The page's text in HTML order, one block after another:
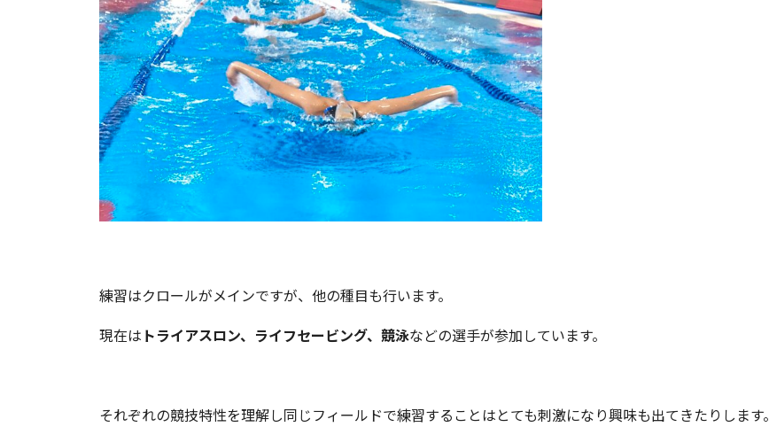
練習はクロールがメインですが、他の種目も行います。
現在は トライアスロン、ライフセービング、競泳などの選手が参加しています。
それぞれの競技特性を理解し同じフィールドで練習することはとても刺激になり興味も出てきたりします。